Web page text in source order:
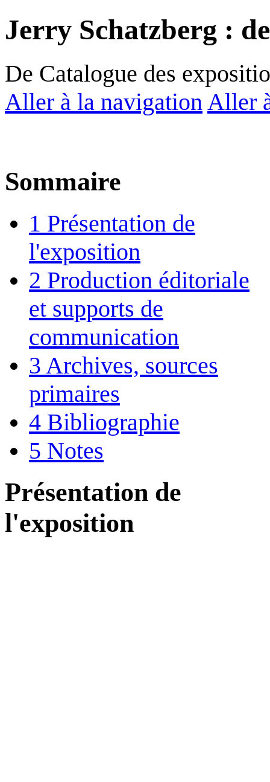
Jerry Schatzberg :
De Catalogue des
Aller à la navigation Aller
Sommaire
1 Présentation de
l'exposition
2 Production éditoriale
et supports de
communication
3 Archives, sources
primaires
4 Bibliographie
5 Notes
Présentation de
l'exposition